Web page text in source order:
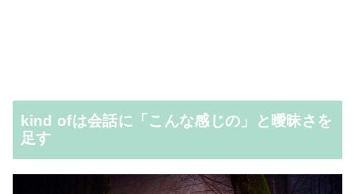
kind ofは会話に「こんな感じの」と曖昧さを
足す